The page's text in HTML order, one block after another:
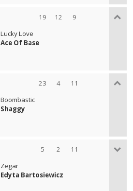
19 12 9
Lucky Love
Ace Of Base
23 4 11
Boombastic
Shaggy
5 2 11
Zegar
Edyta Bartosiewicz